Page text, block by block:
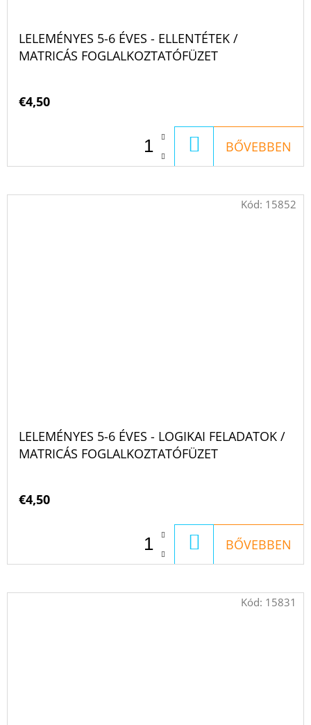
LELEMÉNYES 5-6 ÉVES - ELLENTÉTEK /
MATRICÁS FOGLALKOZTATÓFÜZET
€4,50
KOSÁRBA
BŐVEBBEN
LELEMÉNYES 5-6 ÉVES - LOGIKAI FELADATOK /
MATRICÁS FOGLALKOZTATÓFÜZET
€4,50
KOSÁRBA
BŐVEBBEN
Kód: 15852
Kód: 15831